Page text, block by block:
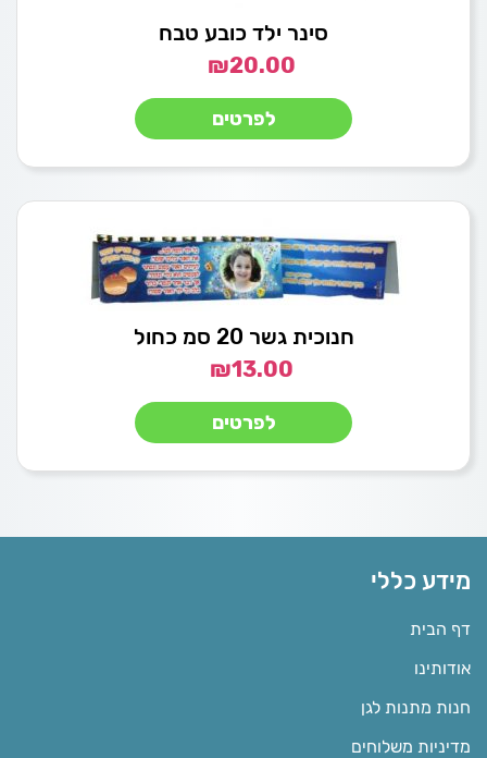
סינר ילד כובע טבח
₪20.00
לפרטים
חנוכית גשר 20 סמ כחול
₪13.00
לפרטים
מידע כללי
דף הבית
אודותינו
חנות מתנות לגן
מדיניות משלוחים